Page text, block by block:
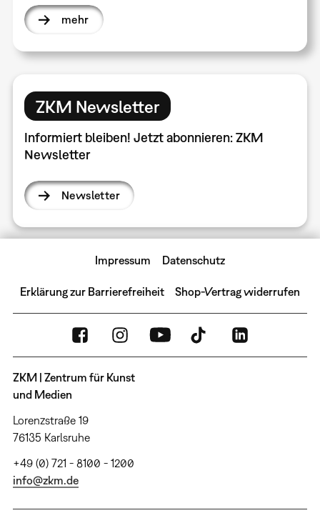
mehr
ZKM Newsletter
Informiert bleiben! Jetzt abonnieren: ZKM
Newsletter
Newsletter
Impressum Datenschutz
Erklärung zur Barrierefreiheit Shop-Vertrag widerrufen
ZKM | Zentrum für Kunst
und Medien
Lorenzstraße 19
76135 Karlsruhe
+49 (0) 721 - 8100 - 1200
info@zkm.de